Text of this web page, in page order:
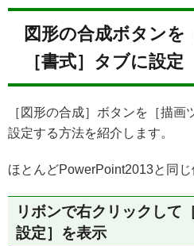
図形の合成ボタンを
［書式］タブに設定
［図形の合成］ボタンを［描画
設定する方法を紹介します。
ほとんどPowerPoint2013と同じ
リボンで右クリックして
設定］を表示